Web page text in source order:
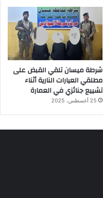
شرطة ميسان تلقي القبض على
مطلقي العيارات النارية أثناء
تشييع جنائزي في العمارة
25 أغسطس، 2025